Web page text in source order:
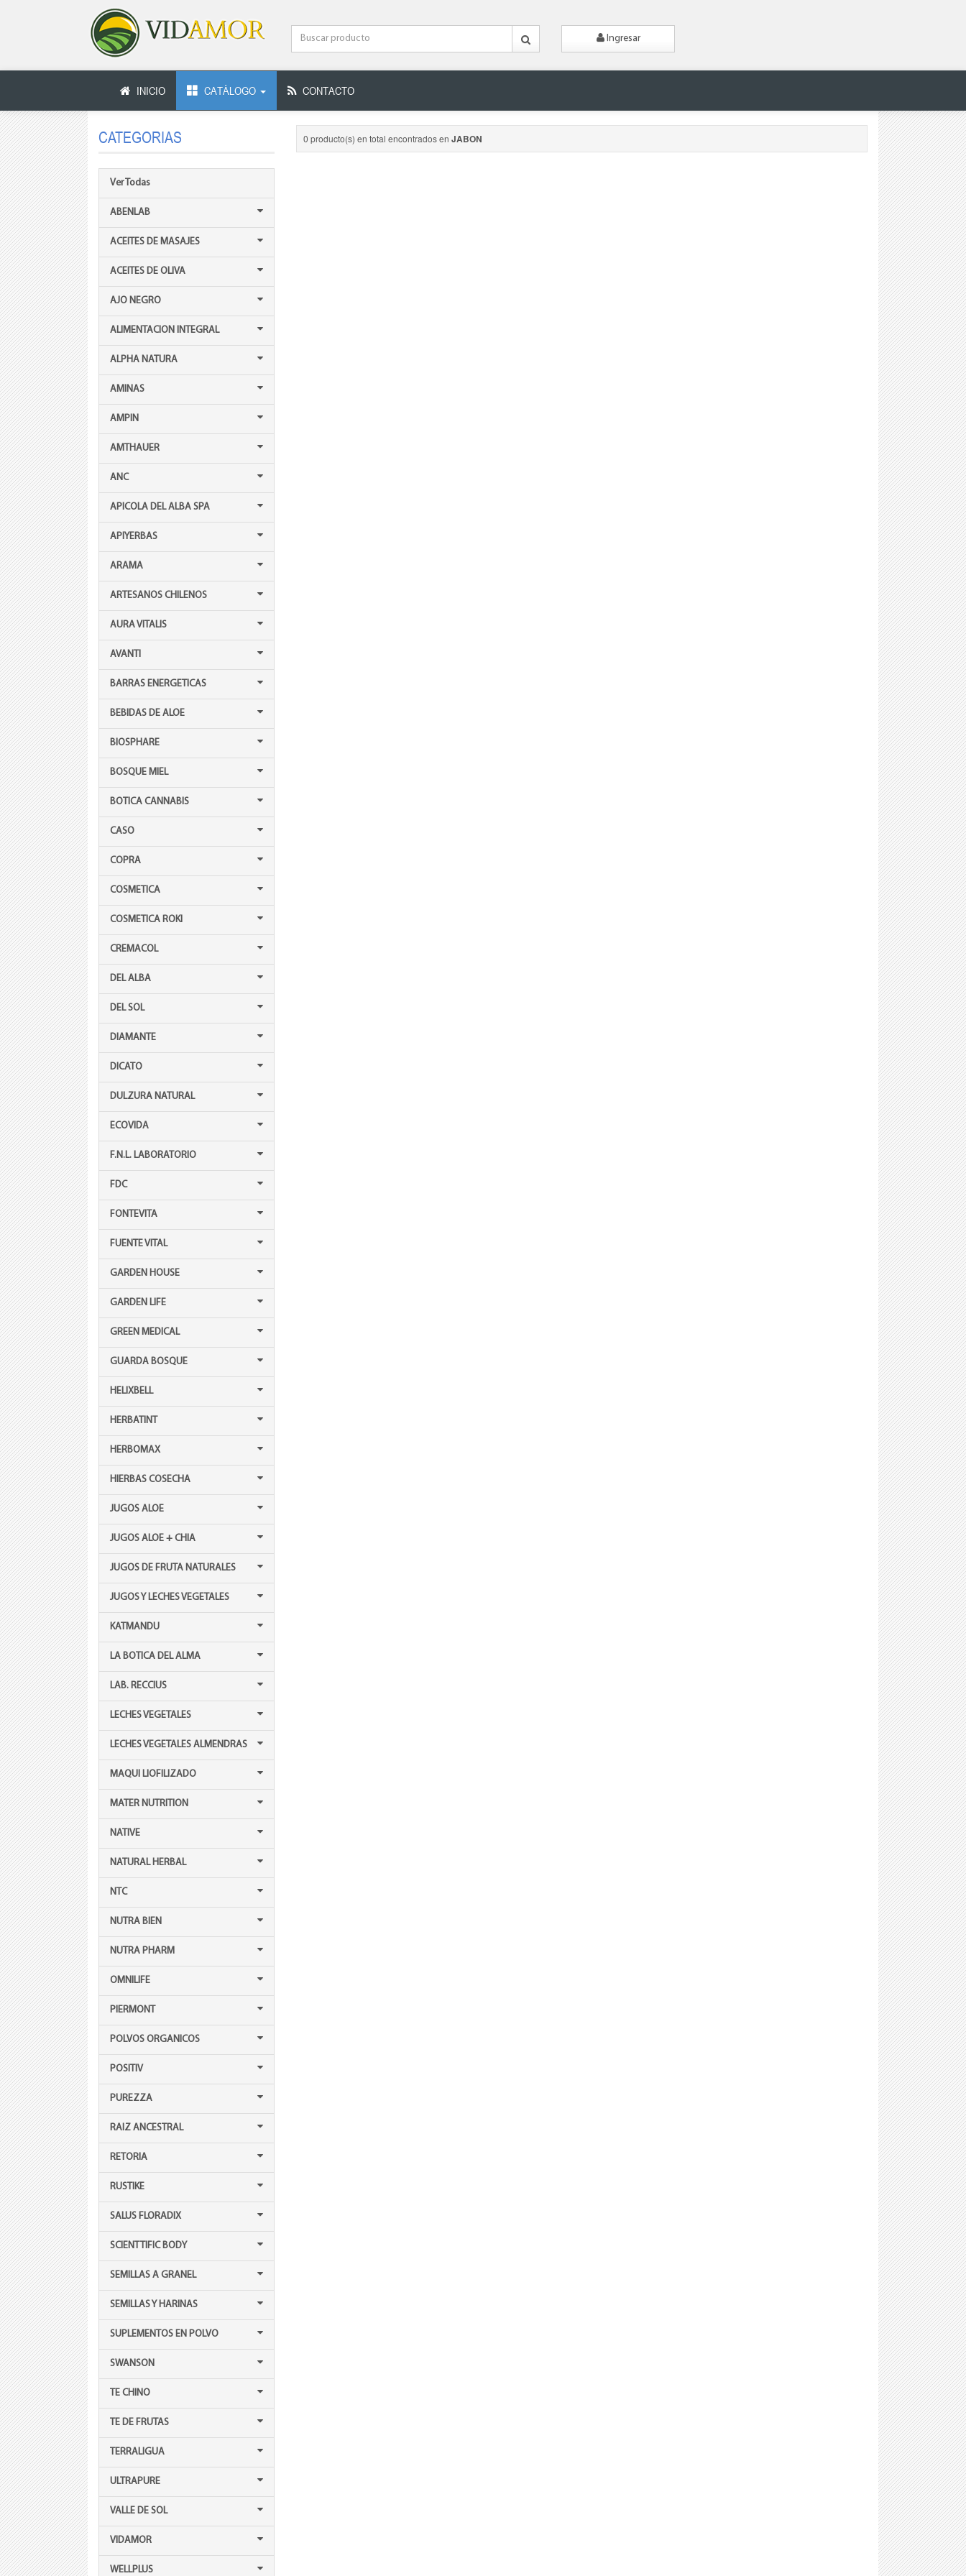
Ingresar
INICIO CATÁLOGO CONTACTO
CATEGORIAS
Ver Todas
ABENLAB
ACEITES DE MASAJES
ACEITES DE OLIVA
AJO NEGRO
ALIMENTACION INTEGRAL
ALPHA NATURA
AMINAS
AMPIN
AMTHAUER
ANC
APICOLA DEL ALBA SPA
APIYERBAS
ARAMA
ARTESANOS CHILENOS
AURA VITALIS
AVANTI
BARRAS ENERGETICAS
BEBIDAS DE ALOE
BIOSPHARE
BOSQUE MIEL
BOTICA CANNABIS
CASO
COPRA
COSMETICA
COSMETICA ROKI
CREMACOL
DEL ALBA
DEL SOL
DIAMANTE
DICATO
DULZURA NATURAL
ECOVIDA
F.N.L. LABORATORIO
FDC
FONTEVITA
FUENTE VITAL
GARDEN HOUSE
GARDEN LIFE
GREEN MEDICAL
GUARDA BOSQUE
HELIXBELL
HERBATINT
HERBOMAX
HIERBAS COSECHA
JUGOS ALOE
JUGOS ALOE + CHIA
JUGOS DE FRUTA NATURALES
JUGOS Y LECHES VEGETALES
KATMANDU
LA BOTICA DEL ALMA
LAB. RECCIUS
LECHES VEGETALES
LECHES VEGETALES ALMENDRAS
MAQUI LIOFILIZADO
MATER NUTRITION
NATIVE
NATURAL HERBAL
NTC
NUTRA BIEN
NUTRA PHARM
OMNILIFE
PIERMONT
POLVOS ORGANICOS
POSITIV
PUREZZA
RAIZ ANCESTRAL
RETORIA
RUSTIKE
SALUS FLORADIX
SCIENTTIFIC BODY
SEMILLAS A GRANEL
SEMILLAS Y HARINAS
SUPLEMENTOS EN POLVO
SWANSON
TE CHINO
TE DE FRUTAS
TERRALIGUA
ULTRAPURE
VALLE DE SOL
VIDAMOR
WELLPLUS
0 producto(s) en total encontrados en JABON